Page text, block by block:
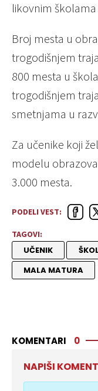
likovnim
Broj mesta u
trogodišnjem
800 mesta u
trogodišnjem
smetnjama u
Za učenike koji
modelu
3.000 mesta.
PODELI VEST:
TAGOVI:
UČENIK
MALA MATURA
KOMENTARI 0
NAPIŠI